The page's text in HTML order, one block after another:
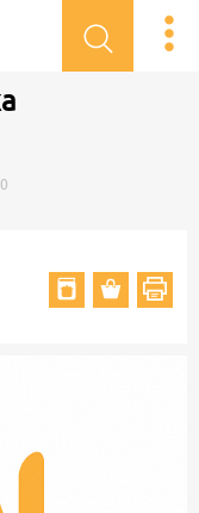
0